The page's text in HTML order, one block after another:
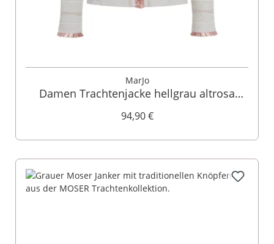
MarJo
Damen Trachtenjacke hellgrau altrosa
94,90 €